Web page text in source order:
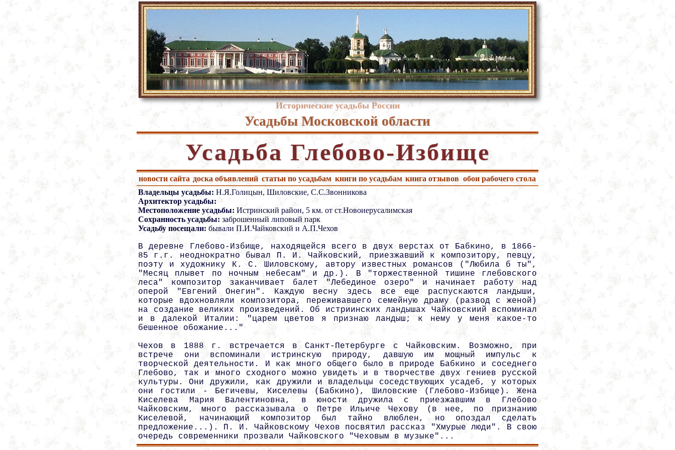
Исторические усадьбы России
Усадьбы Московской области
Усадьба Глебово-Избище
новости сайта доска объявлений статьи по усадьбам книги по усадьбам книга отзывов обои рабочего стола
Владельцы усадьбы: Н.Я.Голицын, Шиловские, С.С.Звонникова
Архитектор усадьбы:
Местоположение усадьбы: Истринский район, 5 км. от ст.Новоиерусалимская
Сохранность усадьбы: заброшенный липовый парк
Усадьбу посещали: бывали П.И.Чайковский и А.П.Чехов
В деревне Глебово-Избище, находящейся всего в двух верстах от Бабкино, в 1866-
85 г.г. неоднократно бывал П. И. Чайковский, приезжавший к композитору, певцу,
поэту и художнику К. С. Шиловскому, автору известных романсов ("Любила б ты",
"Месяц плывет по ночным небесам" и др.). В "торжественной тишине глебовского
леса" композитор заканчивает балет "Лебединое озеро" и начинает работу над
оперой "Евгений Онегин". Каждую весну здесь все еще распускаются ландыши,
которые вдохновляли композитора, переживавшего семейную драму (развод с женой)
на создание великих произведений. Об истриинских ландышах Чайковскиий вспоминал
и в далекой Италии: "царем цветов я признаю ландыш; к нему у меня какое-то
бешенное обожание..."
Чехов в 1888 г. встречается в Санкт-Петербурге с Чайковским. Возможно, при
встрече они вспоминали истринскую природу, давшую им мощный импульс к
творческой деятельности. И как много общего было в природе Бабкино и соседнего
Глебово, так и много сходного можно увидеть и в творчестве двух гениев русской
культуры. Они дружили, как дружили и владельцы соседствующих усадеб, у которых
они гостили - Бегичевы, Киселевы (Бабкино), Шиловские (Глебово-Избище). Жена
Киселева Мария Валентиновна, в юности дружила с приезжавшим в Глебово
Чайковским, много рассказывала о Петре Ильиче Чехову (в нее, по признанию
Киселевой, начинающий композитор был тайно влюблен, но опоздал сделать
предложение...). П. И. Чайковскому Чехов посвятил рассказ "Хмурые люди". В свою
очередь современники прозвали Чайковского "Чеховым в музыке"...